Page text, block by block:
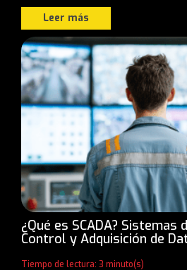
Leer más
¿Qué es SCADA? Sistemas
Control y Adquisición de
Tiempo de lectura: 3 minuto(s)